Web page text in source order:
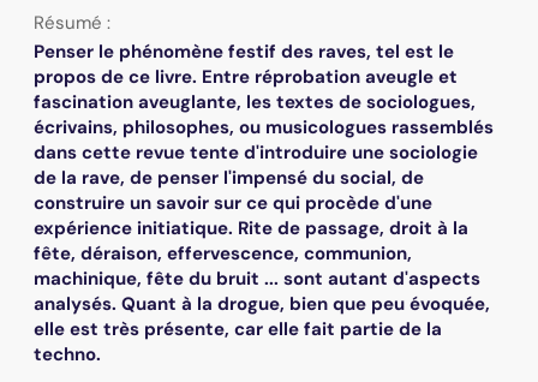
Résumé :
Penser le phénomène festif des raves, tel est le
propos de ce livre. Entre réprobation aveugle et
fascination aveuglante, les textes de sociologues,
écrivains, philosophes, ou musicologues rassemblés
dans cette revue tente d'introduire une sociologie
de la rave, de penser l'impensé du social, de
construire un savoir sur ce qui procède d'une
expérience initiatique. Rite de passage, droit à la
fête, déraison, effervescence, communion,
machinique, fête du bruit ... sont autant d'aspects
analysés. Quant à la drogue, bien que peu évoquée,
elle est très présente, car elle fait partie de la
techno.